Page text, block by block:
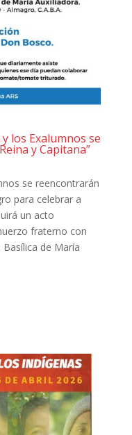
los Exalumnos se
y Capitana”
se reencontrarán
para celebrar a
un acto
fraterno con
de María